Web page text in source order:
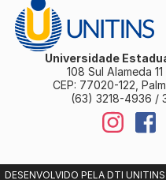
Universidade
108 Sul Alameda
CEP: 77020-122,
(63) 3218-4936 /
DESENVOLVIDO PELA DTI